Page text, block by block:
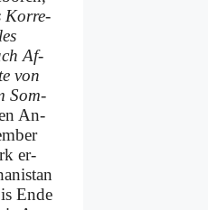
Kor­re­
Af­
von
Som­
An­
er­
En­de